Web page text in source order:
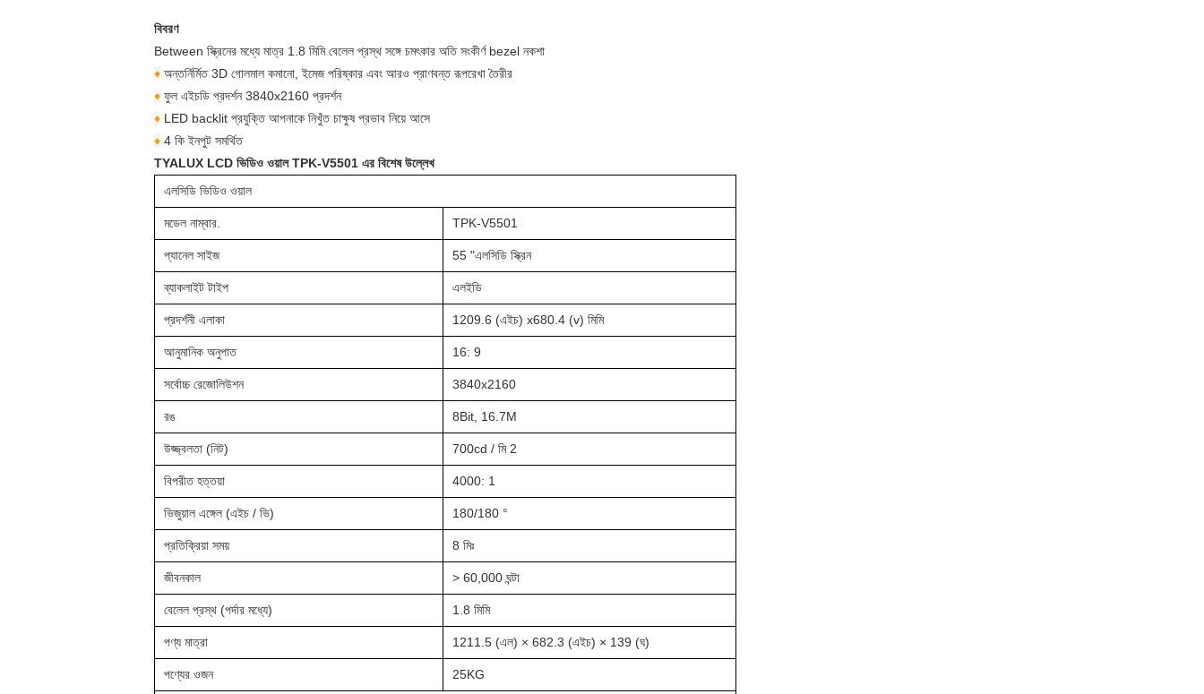
বিবরণ
Between স্ক্রিনের মধ্যে মাত্র 1.8 মিমি বেলেল প্রস্থ সঙ্গে চমৎকার অতি সংকীর্ণ bezel নকশা
♦ অন্তর্নির্মিত 3D গোলমাল কমানো, ইমেজ পরিষ্কার এবং আরও প্রাণবন্ত রূপরেখা তৈরীর
♦ ফুল এইচডি প্রদর্শন 3840x2160 প্রদর্শন
♦ LED backlit প্রযুক্তি আপনাকে নিখুঁত চাক্ষুষ প্রভাব নিয়ে আসে
♦ 4 কি ইনপুট সমর্থিত
TYALUX LCD ভিডিও ওয়াল TPK-V5501 এর বিশেষ উল্লেখ
এলসিডি ভিডিও ওয়াল
মডেল নাম্বার. TPK-V5501
প্যানেল সাইজ 55 "এলসিডি স্ক্রিন
ব্যাকলাইট টাইপ এলইডি
প্রদর্শনী এলাকা 1209.6 (এইচ) x680.4 (v) মিমি
আনুমানিক অনুপাত 16: 9
সর্বোচ্চ রেজোলিউশন 3840x2160
রঙ 8Bit, 16.7M
উজ্জ্বলতা (নিট) 700cd / মি 2
বিপরীত হত্তয়া 4000: 1
ভিজুয়াল এঙ্গেল (এইচ / ভি) 180/180 °
প্রতিক্রিয়া সময় 8 মিঃ
জীবনকাল > 60,000 ঘন্টা
বেলেল প্রস্থ (পর্দার মধ্যে) 1.8 মিমি
পণ্য মাত্রা 1211.5 (এল) × 682.3 (এইচ) × 139 (ঘ)
পণ্যের ওজন 25KG